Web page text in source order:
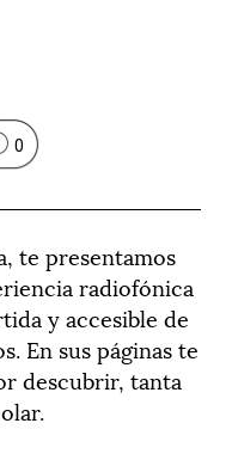
0
te presentamos
radiofónica
y accesible de
En sus páginas te
descubrir, tanta